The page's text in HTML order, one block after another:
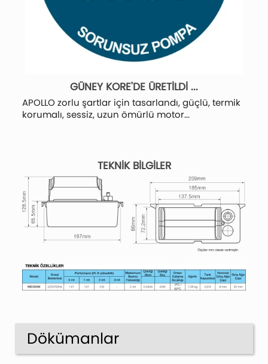
GÜNEY KORE'DE ÜRETİLDİ ...
APOLLO zorlu şartlar için tasarlandı, güçlü, termik
korumalı, sessiz, uzun ömürlü motor...
TEKNİK BİLGİLER
Dökümanlar